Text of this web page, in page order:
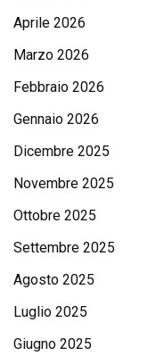
Aprile 2026
Marzo 2026
Febbraio 2026
Gennaio 2026
Dicembre 2025
Novembre 2025
Ottobre 2025
Settembre 2025
Agosto 2025
Luglio 2025
Giugno 2025